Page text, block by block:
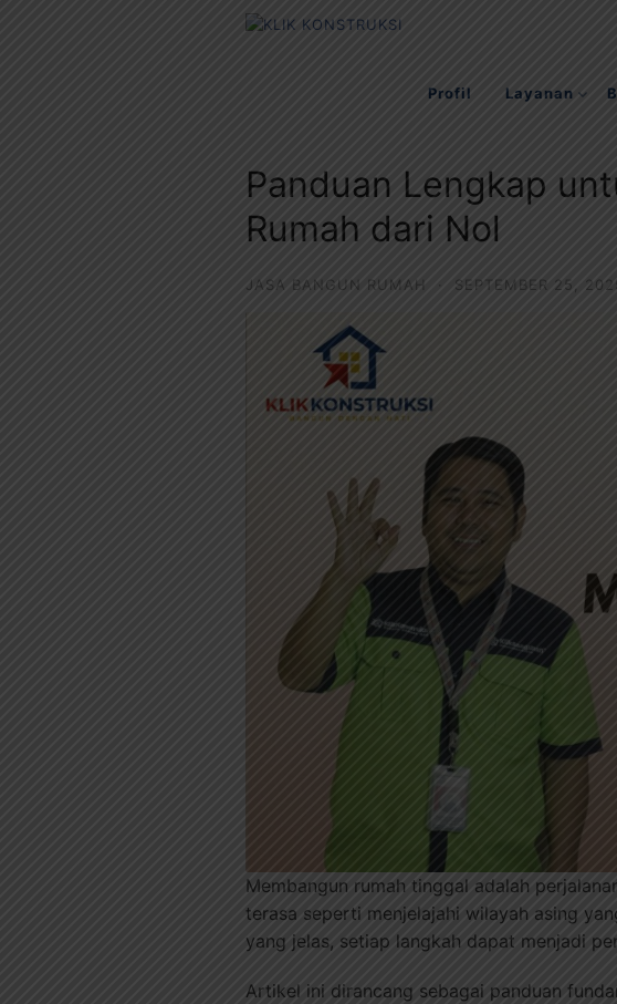
Profil Layanan
Panduan Lengkap
Rumah dari Nol
JASA BANGUN RUMAH · SEPTEMBER 25,
Membangun rumah tinggal adalah
terasa seperti menjelajahi wilayah asing
yang jelas, setiap langkah dapat menjadi
Artikel ini dirancang sebagai panduan